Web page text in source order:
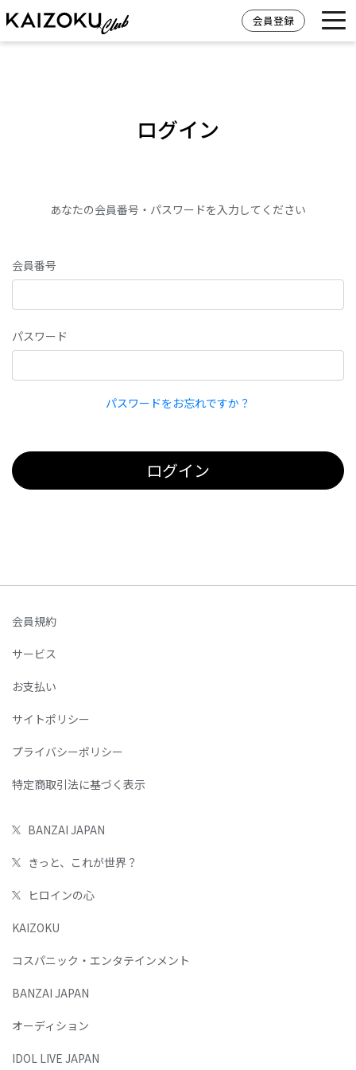
会員登録
ログイン
あなたの会員番号・パスワードを入力してください
会員番号
パスワード
パスワードをお忘れですか？
ログイン
会員規約
サービス
お支払い
サイトポリシー
プライバシーポリシー
特定商取引法に基づく表示
BANZAI JAPAN
きっと、これが世界？
ヒロインの心
KAIZOKU
コスパニック・エンタテインメント
BANZAI JAPAN
オーディション
IDOL LIVE JAPAN